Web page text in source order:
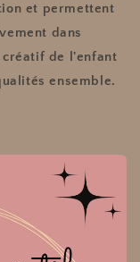
et permettent
dans
créatif de l'enfant
ensemble.